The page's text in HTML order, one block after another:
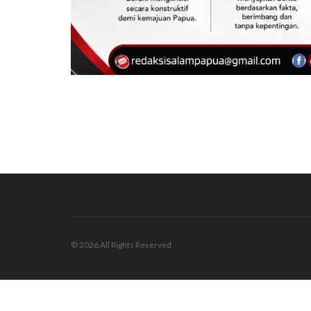
© 2026 All Rights Reserved